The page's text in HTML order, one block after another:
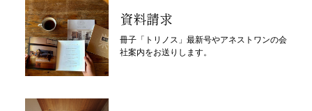
資料請求
冊子「トリノス」最新号やアネストワンの会
社案内をお送りします。